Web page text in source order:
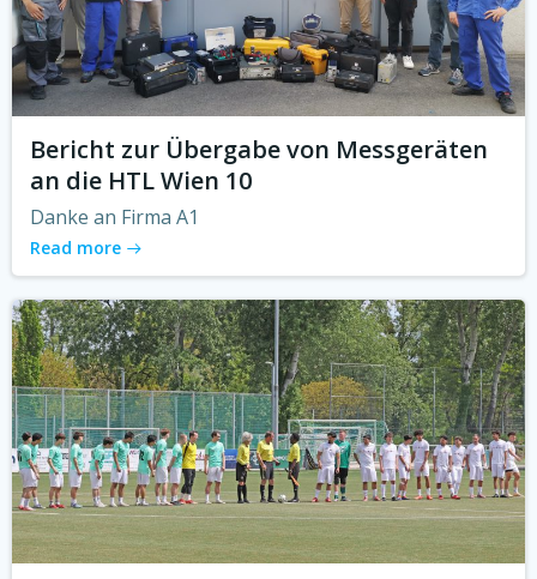
Bericht zur Übergabe von Messgeräten
an die HTL Wien 10
Danke an Firma A1
Read more